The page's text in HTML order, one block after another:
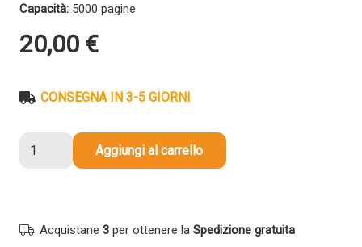
Capacità: 5000 pagine
20,00 €
CONSEGNA IN 3-5 GIORNI
compatibile
CIANO
Aggiungi al carrello
Acquistane 3 per ottenere la Spedizione gratuita